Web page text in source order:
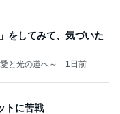
をしてみて、気づいた
と光の道へ～ 1日前
トに苦戦